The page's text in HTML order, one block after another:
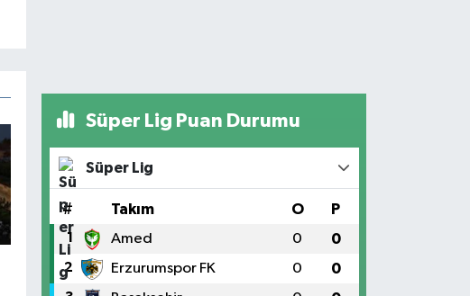
Süper Lig Puan Durumu
Süper Lig
# Takım O P
1 Amed 0 0
2 Erzurumspor FK 0 0